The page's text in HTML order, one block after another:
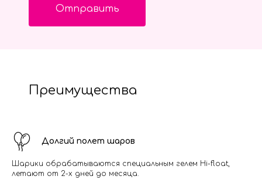
Отправить
Преимущества
Долгий полет шаров
Шарики обрабатываются специальным гелем Hi-float,
летают от 2-х дней до месяца.